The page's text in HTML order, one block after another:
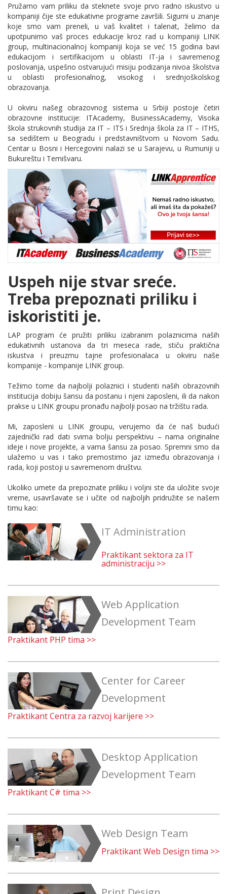
Pružamo vam priliku da steknete svoje prvo radno iskustvo u
kompaniji čije ste edukativne programe završili. Sigurni u znanje
koje smo vam preneli, u vaš kvalitet i talenat, želimo da
upotpunimo vaš proces edukacije kroz rad u kompaniji LINK
group, multinacionalnoj kompaniji koja se već 15 godina bavi
edukacijom i sertifikacijom u oblasti IT-ja i savremenog
poslovanja, uspešno ostvarujući misiju podizanja nivoa školstva
u oblasti profesionalnog, visokog i srednjoškolskog
obrazovanja.
U okviru našeg obrazovnog sistema u Srbiji postoje četiri
obrazovne institucije: ITAcademy, BusinessAcademy, Visoka
škola strukovnih studija za IT – ITS i Srednja škola za IT – ITHS,
sa sedištem u Beogradu i predstavništvom u Novom Sadu.
Centar u Bosni i Hercegovini nalazi se u Sarajevu, u Rumuniji u
Bukureštu i Temišvaru.
Uspeh nije stvar sreće.
Treba prepoznati priliku i
iskoristiti je.
LAP program će pružiti priliku izabranim polaznicima naših
edukativnih ustanova da tri meseca rade, stiču praktična
iskustva i preuzmu tajne profesionalaca u okviru naše
kompanije - kompanije LINK group.
Težimo tome da najbolji polaznici i studenti naših obrazovnih
institucija dobiju šansu da postanu i njeni zaposleni, ili da nakon
prakse u LINK groupu pronađu najbolji posao na tržištu rada.
Mi, zaposleni u LINK groupu, verujemo da će naš budući
zajednički rad dati svima bolju perspektivu – nama originalne
ideje i nove projekte, a vama šansu za posao. Spremni smo da
ulažemo u vas i tako premostimo jaz između obrazovanja i
rada, koji postoji u savremenom društvu.
Ukoliko umete da prepoznate priliku i voljni ste da uložite svoje
vreme, usavršavate se i učite od najboljih pridružite se našem
timu kao:
IT Administration
Praktikant sektora za IT
administraciju >>
Web Application
Development Team
Praktikant PHP tima >>
Center for Career
Development
Praktikant Centra za razvoj karijere >>
Desktop Application
Development Team
Praktikant C# tima >>
Web Design Team
Praktikant Web Design tima >>